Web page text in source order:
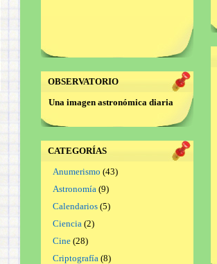
OBSERVATORIO
Una imagen astronómica diaria
CATEGORÍAS
Anumerismo (43)
Astronomía(9)
Calendarios(5)
Ciencia(2)
Cine(28)
Criptografía(8)